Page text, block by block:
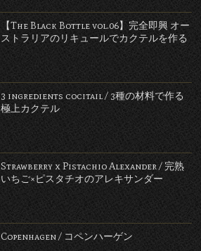
【The Black Bottle vol.06】完全即興 オー
ストラリアのリキュールでカクテルを作る
3 ingredients cocitail / 3種の材料で作る
極上カクテル
Strawberry x Pistachio Alexander / 完熟
いちご×ピスタチオのアレキサンダー
Copenhagen / コペンハーゲン